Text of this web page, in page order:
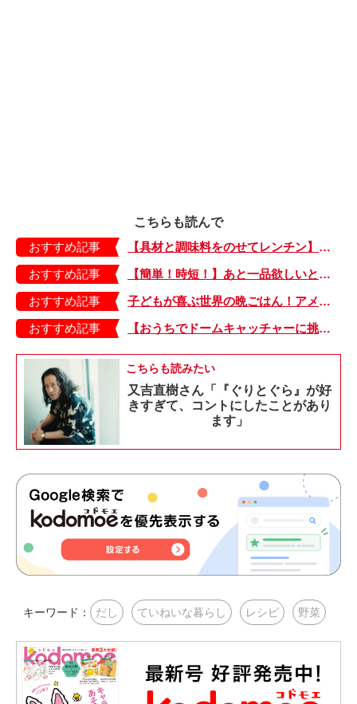
こちらも読んで
おすすめ記事
【具材と調味料をのせてレンチン】ケチャップ×バターの王道味！「うどんナポリタン」のできあがり♪
おすすめ記事
【簡単！時短！】あと一品欲しいときにおすすめの「卵とレタスの炒めもの」のレシピ
おすすめ記事
子どもが喜ぶ世界の晩ごはん！アメリカのフライドチキン＆フライドポテト
おすすめ記事
【おうちでドームキャッチャーに挑戦だ】アンパンマン わくわくドームキャッチャー
こちらも読みたい
又吉直樹さん「『ぐりとぐら』が好
きすぎて、コントにしたことがあり
ます」
キーワード： だし ていねいな暮らし レシピ 野菜